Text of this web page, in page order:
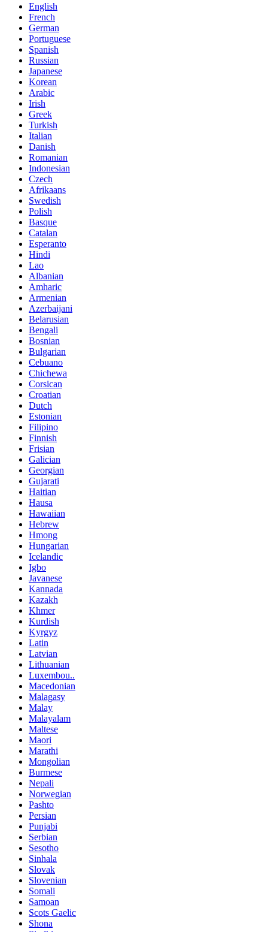
English
French
German
Portuguese
Spanish
Russian
Japanese
Korean
Arabic
Irish
Greek
Turkish
Italian
Danish
Romanian
Indonesian
Czech
Afrikaans
Swedish
Polish
Basque
Catalan
Esperanto
Hindi
Lao
Albanian
Amharic
Armenian
Azerbaijani
Belarusian
Bengali
Bosnian
Bulgarian
Cebuano
Chichewa
Corsican
Croatian
Dutch
Estonian
Filipino
Finnish
Frisian
Galician
Georgian
Gujarati
Haitian
Hausa
Hawaiian
Hebrew
Hmong
Hungarian
Icelandic
Igbo
Javanese
Kannada
Kazakh
Khmer
Kurdish
Kyrgyz
Latin
Latvian
Lithuanian
Luxembou..
Macedonian
Malagasy
Malay
Malayalam
Maltese
Maori
Marathi
Mongolian
Burmese
Nepali
Norwegian
Pashto
Persian
Punjabi
Serbian
Sesotho
Sinhala
Slovak
Slovenian
Somali
Samoan
Scots Gaelic
Shona